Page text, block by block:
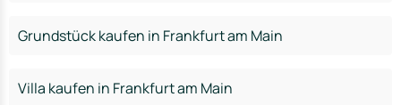
Grundstück kaufen in Frankfurt am Main
Villa kaufen in Frankfurt am Main